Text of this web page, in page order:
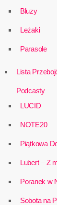
Bluzy
Leżaki
Parasole
Lista
Podcasty
LUCID
NOTE20
Piątkowa
Lubert – Z
Poranek w
Sobota na